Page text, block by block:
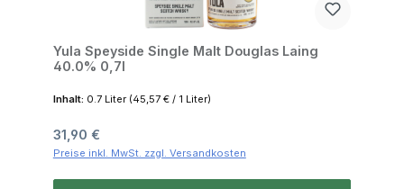
Yula Speyside Single Malt Douglas Laing
40.0% 0,7l
Inhalt: 0.7 Liter (45,57 € / 1 Liter)
Regulärer Preis:
31,90 €
Preise inkl. MwSt. zzgl. Versandkosten